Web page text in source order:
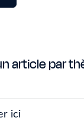
article par